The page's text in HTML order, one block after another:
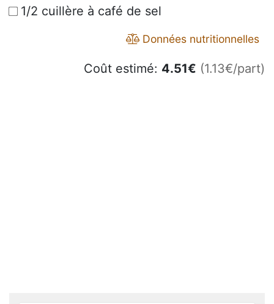
1/2 cuillère à café de sel
Données nutritionnelles
Coût estimé: 4.51€ (1.13€/part)